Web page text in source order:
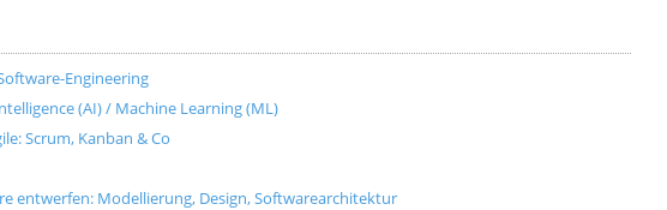
Engineering
(AI) / Machine Learning (ML)
Scrum, Kanban & Co
entwerfen: Modellierung, Design, Softwarearchitektur